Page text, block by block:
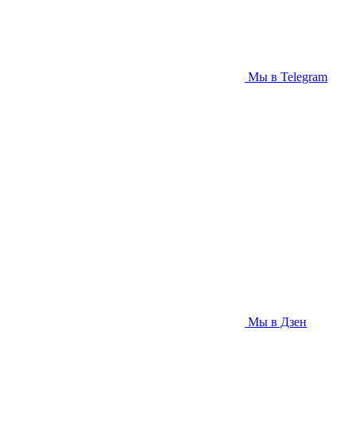
Мы в Telegram
Мы в Дзен